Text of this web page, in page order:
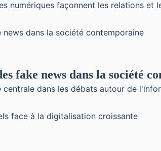
numériques façonnent les relations et
fake news dans la société
dans les débats autour de